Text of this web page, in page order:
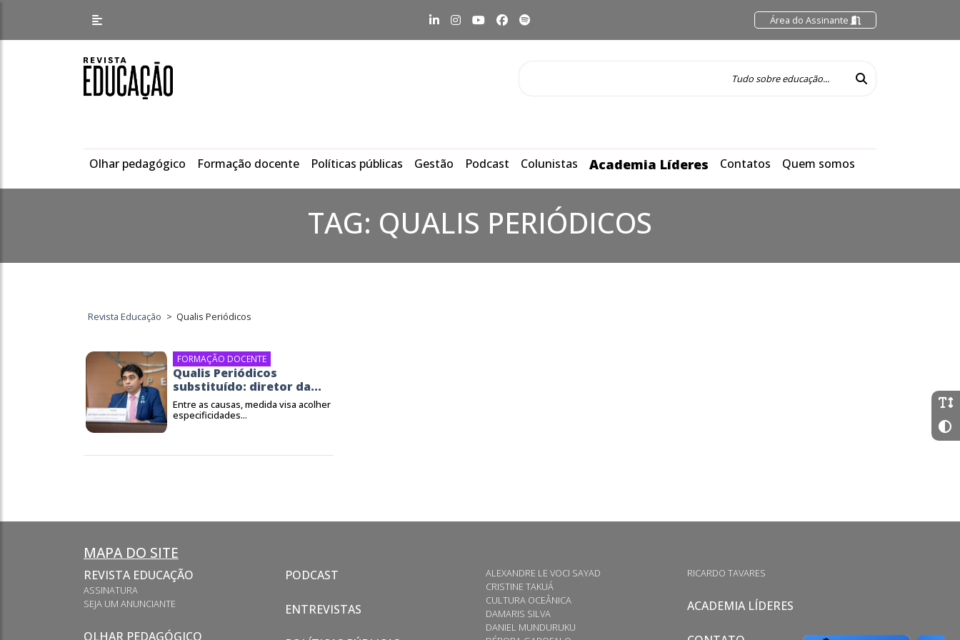
Área do Assinante
Olhar pedagógico Formação docente Políticas públicas Gestão Podcast Colunistas Academia Líderes Contatos Quem somos
TAG: QUALIS PERIÓDICOS
Revista Educação > Qualis Periódicos
FORMAÇÃO DOCENTE
Qualis Periódicos
substituído: diretor da...
Entre as causas, medida visa acolher
especificidades...
MAPA DO SITE
REVISTA EDUCAÇÃO
ASSINATURA
SEJA UM ANUNCIANTE
OLHAR PEDAGÓGICO
PODCAST
ENTREVISTAS
ALEXANDRE LE VOCI SAYAD
CRISTINE TAKUÁ
CULTURA OCEÂNICA
DAMARIS SILVA
DANIEL MUNDURUKU
RICARDO TAVARES
ACADEMIA LÍDERES